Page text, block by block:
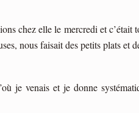
chez elle le mercredi et c’était
nous faisait des petits plats et
je venais et je donne